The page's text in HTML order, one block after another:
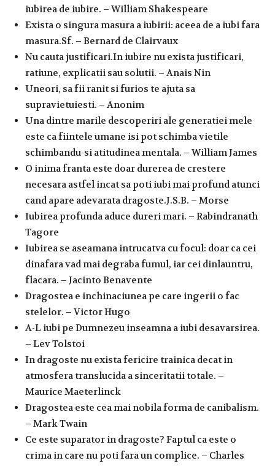
iubirea de iubire. – William Shakespeare
Exista o singura masura a iubirii: aceea de a iubi fara
masura.Sf. – Bernard de Clairvaux
Nu cauta justificari.In iubire nu exista justificari,
ratiune, explicatii sau solutii. – Anais Nin
Uneori, sa fii ranit si furios te ajuta sa
supravietuiesti. – Anonim
Una dintre marile descoperiri ale generatiei mele
este ca fiintele umane isi pot schimba vietile
schimbandu-si atitudinea mentala. – William James
O inima franta este doar durerea de crestere
necesara astfel incat sa poti iubi mai profund atunci
cand apare adevarata dragoste.J.S.B. – Morse
Iubirea profunda aduce dureri mari. – Rabindranath
Tagore
Iubirea se aseamana intrucatva cu focul: doar ca cei
dinafara vad mai degraba fumul, iar cei dinlauntru,
flacara. – Jacinto Benavente
Dragostea e inchinaciunea pe care ingerii o fac
stelelor. – Victor Hugo
A-L iubi pe Dumnezeu inseamna a iubi desavarsirea.
– Lev Tolstoi
In dragoste nu exista fericire trainica decat in
atmosfera translucida a sinceritatii totale. –
Maurice Maeterlinck
Dragostea este cea mai nobila forma de canibalism.
– Mark Twain
Ce este suparator in dragoste? Faptul ca este o
crima in care nu poti fara un complice. – Charles